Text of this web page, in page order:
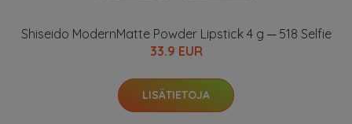
Shiseido ModernMatte Powder Lipstick 4 g ─ 518 Selfie
33.9 EUR
LISÄTIETOJA